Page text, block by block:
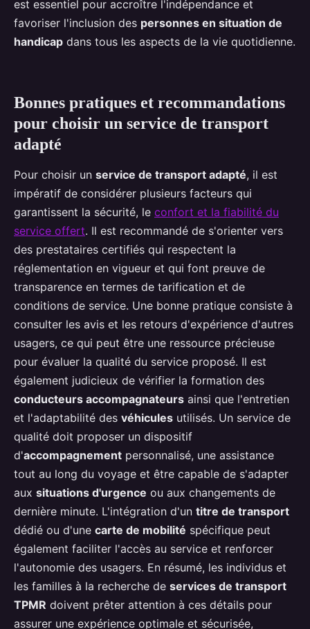
est essentiel pour accroître l'indépendance et
favoriser l'inclusion des personnes en situation de
handicap dans tous les aspects de la vie quotidienne.
Bonnes pratiques et recommandations
pour choisir un service de transport
adapté
Pour choisir un service de transport adapté, il est
impératif de considérer plusieurs facteurs qui
garantissent la sécurité, le confort et la fiabilité du
service offert. Il est recommandé de s'orienter vers
des prestataires certifiés qui respectent la
réglementation en vigueur et qui font preuve de
transparence en termes de tarification et de
conditions de service. Une bonne pratique consiste à
consulter les avis et les retours d'expérience d'autres
usagers, ce qui peut être une ressource précieuse
pour évaluer la qualité du service proposé. Il est
également judicieux de vérifier la formation des
conducteurs accompagnateurs ainsi que l'entretien
et l'adaptabilité des véhicules utilisés. Un service de
qualité doit proposer un dispositif
d'accompagnement personnalisé, une assistance
tout au long du voyage et être capable de s'adapter
aux situations d'urgence ou aux changements de
dernière minute. L'intégration d'un titre de transport
dédié ou d'une carte de mobilité spécifique peut
également faciliter l'accès au service et renforcer
l'autonomie des usagers. En résumé, les individus et
les familles à la recherche de services de transport
TPMR doivent prêter attention à ces détails pour
assurer une expérience optimale et sécurisée,